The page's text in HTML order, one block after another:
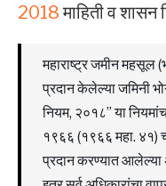
2018माहिती व शासन
महाराष्ट्र जमीन महसूल
प्रदान केलेल्या जमिनी
नियम, २०१८” या
१९६६ (१९६६ महा.
प्रदान करण्यात आलेल्या